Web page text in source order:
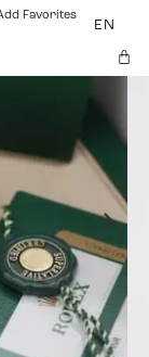
Favorites
EN